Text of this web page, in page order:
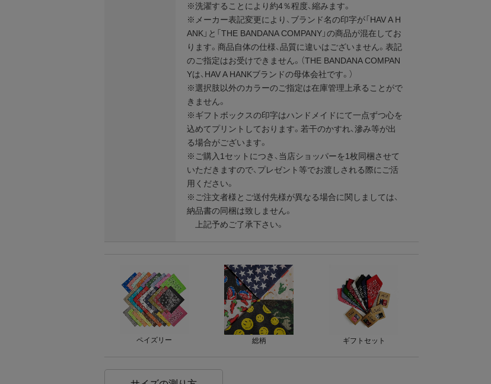
※洗濯することにより約4％程度、縮みます。
※メーカー表記変更により、ブランド名の印字が「HAV A H
ANK」と「THE BANDANA COMPANY」の商品が混在してお
ります。商品自体の仕様、品質に違いはございません。表記
のご指定はお受けできません。（THE BANDANA COMPAN
Yは、HAV A HANKブランドの母体会社です。）
※選択肢以外のカラーのご指定は在庫管理上承ることがで
きません。
※ギフトボックスの印字はハンドメイドにて一点ずつ心を
込めてプリントしております。若干のかすれ、滲み等が出
る場合がございます。
※ご購入1セットにつき、当店ショッパーを1枚同梱させて
いただきますので、プレゼント等でお渡しされる際にご活
用ください。
※ご注文者様とご送付先様が異なる場合に関しましては、
納品書の同梱は致しません。
上記予めご了承下さい。
ペイズリー 総柄 ギフトセット